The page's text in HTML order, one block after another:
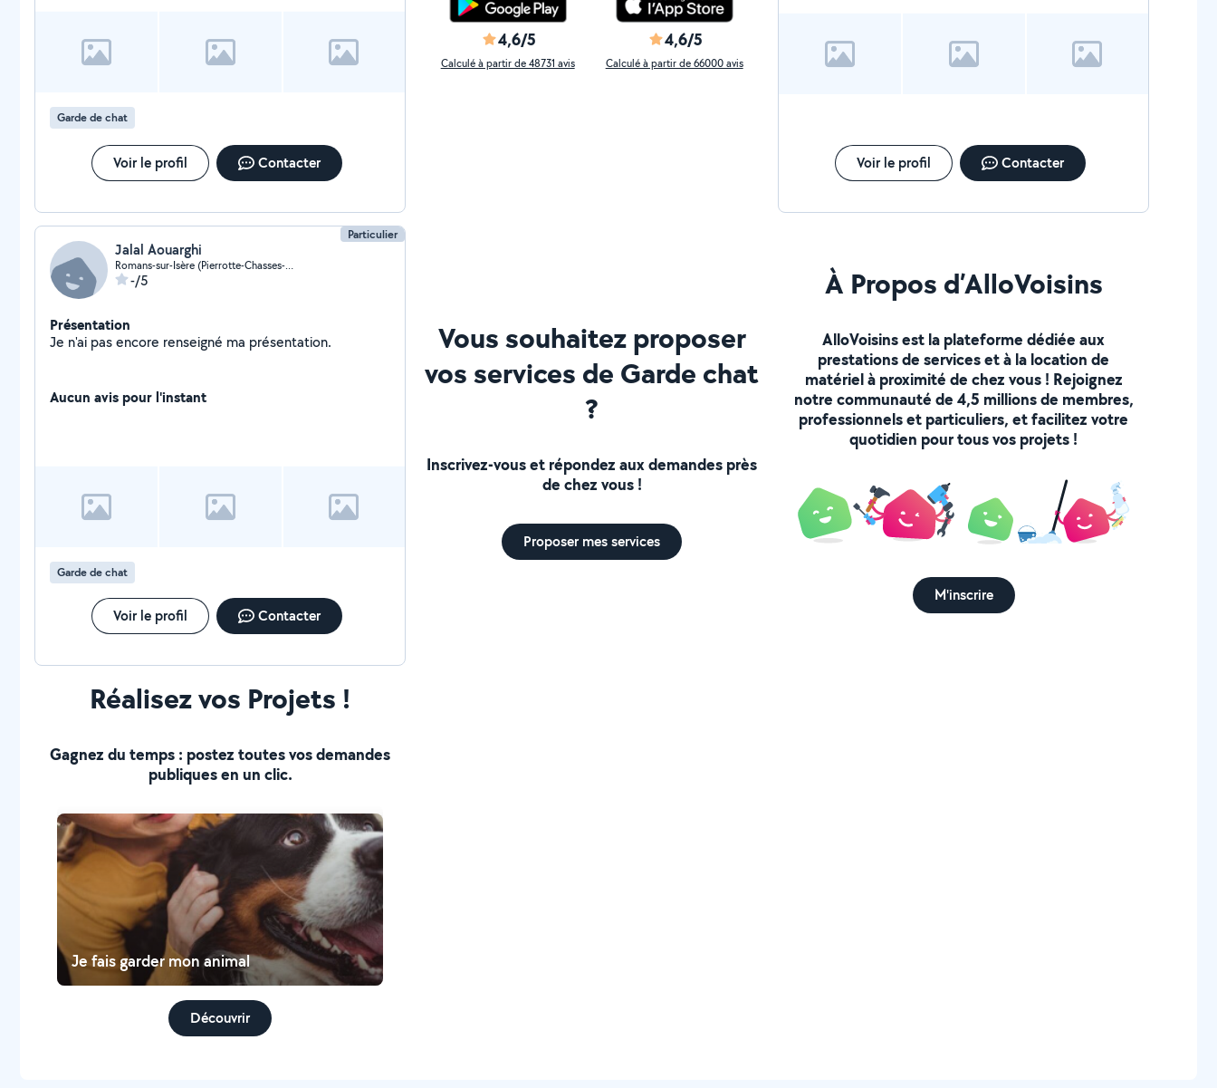
Garde de chat
Voir le profil Contacter
4,6/5
Calculé à partir de 48731 avis
4,6/5
Calculé à partir de 66000 avis
Voir le profil Contacter
Particulier
Jalal Aouarghi
Romans-sur-Isère (Pierrotte-Chasses-Zi-Vignards)
-/5
Présentation
Je n'ai pas encore renseigné ma présentation.
Aucun avis pour l'instant
Garde de chat
Voir le profil Contacter
Vous souhaitez proposer
vos services de Garde chat
?
Inscrivez-vous et répondez aux demandes près
de chez vous !
Proposer mes services
À Propos d’AlloVoisins
AlloVoisins est la plateforme dédiée aux
prestations de services et à la location de
matériel à proximité de chez vous ! Rejoignez
notre communauté de 4,5 millions de membres,
professionnels et particuliers, et facilitez votre
quotidien pour tous vos projets !
M'inscrire
Réalisez vos Projets !
Gagnez du temps : postez toutes vos demandes
publiques en un clic.
Je fais garder mon animal
Découvrir